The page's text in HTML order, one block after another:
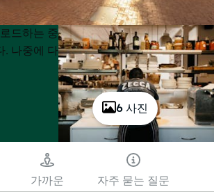
6 사진
드하는 중
. 나중에 다
가까운 자주 묻는 질문